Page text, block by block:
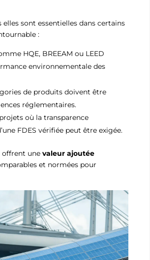
elles sont essentielles dans certains
:
HQE, BREEAM ou LEED
environnementale des
de produits doivent être
réglementaires.
où la transparence
FDES vérifiée peut être exigée.
offrent unevaleur ajoutée
et normées pour